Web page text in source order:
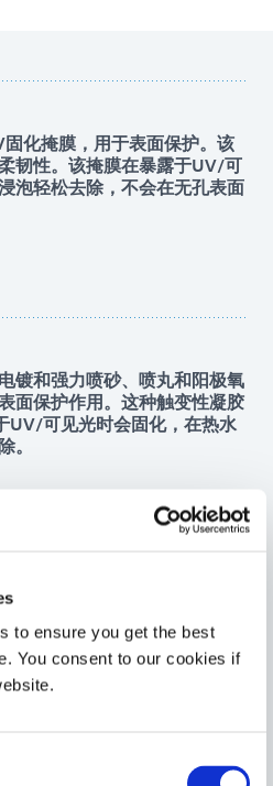
to ensure you get the best
You consent to our cookies if
化掩膜，用于表面保护。该
韧性。该掩膜在暴露于UV/可
泡轻松去除，不会在无孔表面
镀和强力喷砂、喷丸和阳极氧
面保护作用。这种触变性凝胶
UV/可见光时会固化，在热水
。
受大多数​​酸碱溶液的影响。树
。